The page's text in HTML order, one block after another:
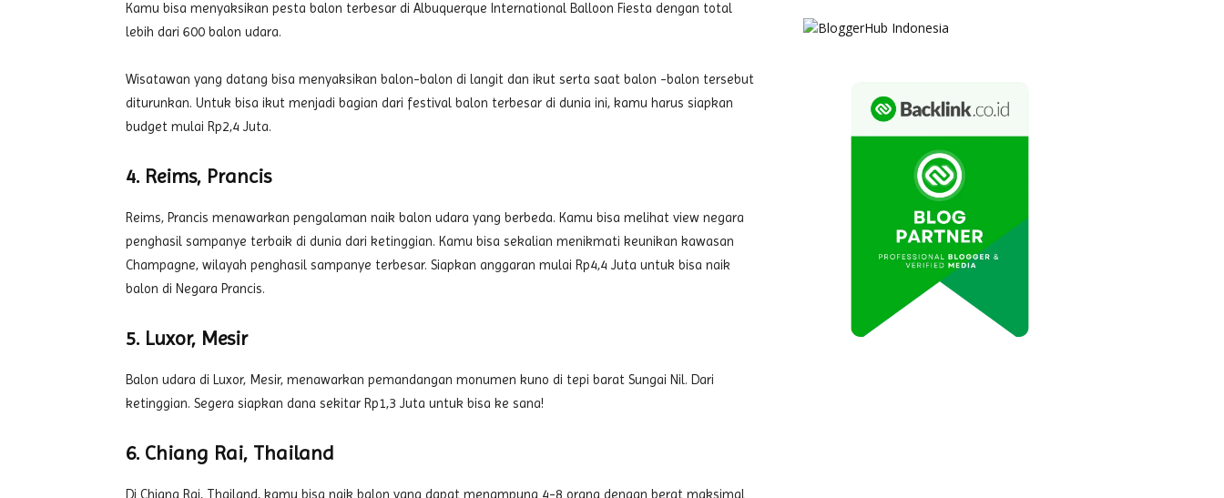
Kamu bisa menyaksikan pesta balon terbesar di Albuquerque International Balloon Fiesta dengan total
lebih dari 600 balon udara.
Wisatawan yang datang bisa menyaksikan balon-balon di langit dan ikut serta saat balon -balon tersebut
diturunkan. Untuk bisa ikut menjadi bagian dari festival balon terbesar di dunia ini, kamu harus siapkan
budget mulai Rp2,4 Juta.
4. Reims, Prancis
Reims, Prancis menawarkan pengalaman naik balon udara yang berbeda. Kamu bisa melihat view negara
penghasil sampanye terbaik di dunia dari ketinggian. Kamu bisa sekalian menikmati keunikan kawasan
Champagne, wilayah penghasil sampanye terbesar. Siapkan anggaran mulai Rp4,4 Juta untuk bisa naik
balon di Negara Prancis.
5. Luxor, Mesir
Balon udara di Luxor, Mesir, menawarkan pemandangan monumen kuno di tepi barat Sungai Nil. Dari
ketinggian. Segera siapkan dana sekitar Rp1,3 Juta untuk bisa ke sana!
6. Chiang Rai, Thailand
Di Chiang Rai, Thailand, kamu bisa naik balon yang dapat menampung 4-8 orang dengan berat maksimal